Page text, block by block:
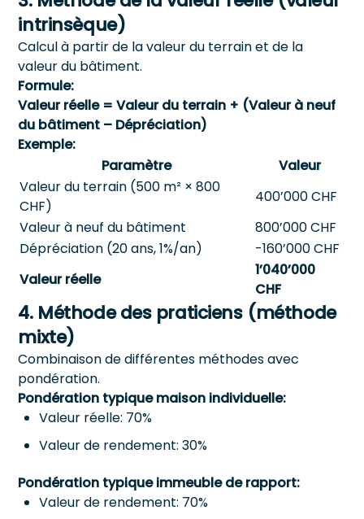
intrinsèque)
Calcul à partir de la valeur du terrain et de la
valeur du bâtiment.
Formule:
Valeur réelle = Valeur du terrain + (Valeur à neuf
du bâtiment – Dépréciation)
Exemple:
Paramètre
Valeur
Valeur du terrain (500 m² × 800
CHF)
400’000 CHF
Valeur à neuf du bâtiment
800’000 CHF
Dépréciation (20 ans, 1%/an)
-160’000 CHF
Valeur réelle
1’040’000
CHF
4. Méthode des praticiens (méthode
mixte)
Combinaison de différentes méthodes avec
pondération.
Pondération typique maison individuelle:
Valeur réelle: 70%
Valeur de rendement: 30%
Pondération typique immeuble de rapport:
Valeur de rendement: 70%